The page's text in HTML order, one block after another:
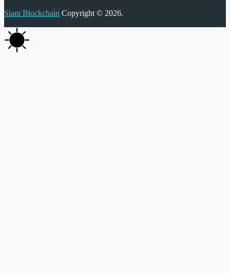
Siam Blockchain Copyright © 2026.